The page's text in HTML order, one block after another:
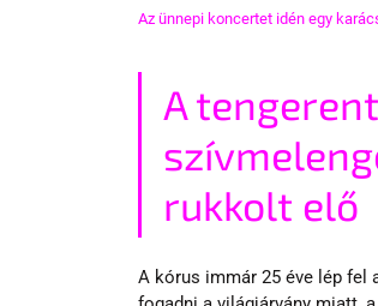
Az ünnepi koncertet idén egy
A
rukkolt elő
A kórus immár 25 éve lép fel